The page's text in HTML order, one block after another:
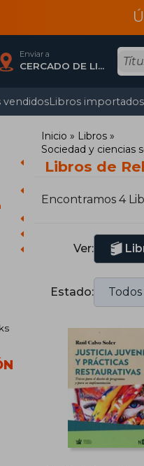
Enviar a
CERCADO DE LIMA, Lima
vendidosLibros importados
Inicio
Libros
Sociedad y ciencias
Libros de
Encontramos 4
Ver:
Estado: Todos